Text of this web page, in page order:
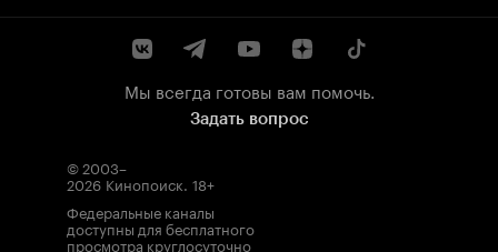
Мы всегда готовы вам помочь.
Задать вопрос
© 2003–
2026 Кинопоиск. 18+
Федеральные каналы
доступны для бесплатного
просмотра круглосуточно